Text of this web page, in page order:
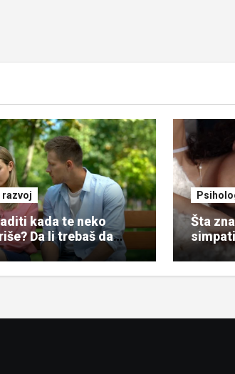
razvoj
kada te neko
Da li trebaš da
Šta
iz snova